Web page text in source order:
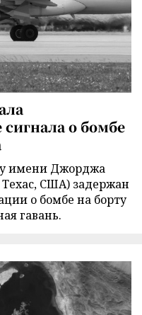
о бомбе
имени Джорджа
США) задержан
о бомбе на борту
гавань.